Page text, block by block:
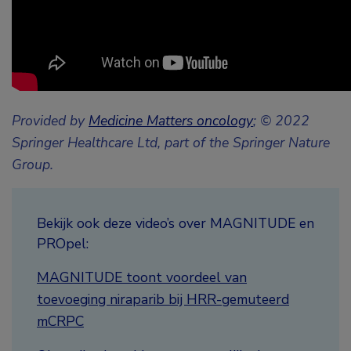
Provided by Medicine Matters oncology; © 2022
Springer Healthcare Ltd, part of the Springer Nature
Group.
Bekijk ook deze video’s over MAGNITUDE en
PROpel:
MAGNITUDE toont voordeel van
toevoeging niraparib bij HRR-gemuteerd
mCRPC